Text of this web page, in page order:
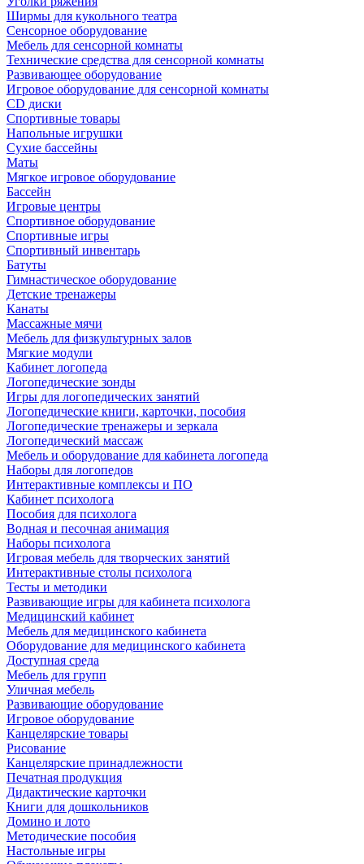
Ширмы для кукольного театра
Сенсорное оборудование
Мебель для сенсорной комнаты
Технические средства для сенсорной комнаты
Развивающее оборудование
Игровое оборудование для сенсорной комнаты
CD диски
Спортивные товары
Напольные игрушки
Сухие бассейны
Маты
Мягкое игровое оборудование
Бассейн
Игровые центры
Спортивное оборудование
Спортивные игры
Спортивный инвентарь
Батуты
Гимнастическое оборудование
Детские тренажеры
Канаты
Массажные мячи
Мебель для физкультурных залов
Мягкие модули
Кабинет логопеда
Логопедические зонды
Игры для логопедических занятий
Логопедические книги, карточки, пособия
Логопедические тренажеры и зеркала
Логопедический массаж
Мебель и оборудование для кабинета логопеда
Наборы для логопедов
Интерактивные комплексы и ПО
Кабинет психолога
Пособия для психолога
Водная и песочная анимация
Наборы психолога
Игровая мебель для творческих занятий
Интерактивные столы психолога
Тесты и методики
Развивающие игры для кабинета психолога
Медицинский кабинет
Мебель для медицинского кабинета
Оборудование для медицинского кабинета
Доступная среда
Мебель для групп
Уличная мебель
Развивающие оборудование
Игровое оборудование
Канцелярские товары
Рисование
Канцелярские принадлежности
Печатная продукция
Дидактические карточки
Книги для дошкольников
Домино и лото
Методические пособия
Настольные игры